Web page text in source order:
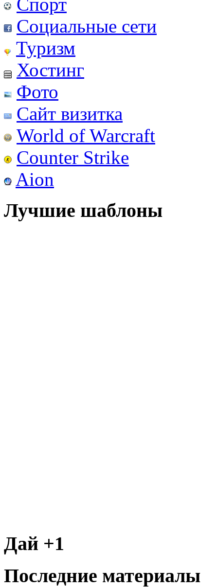
Социальные сети
Туризм
Хостинг
Фото
Сайт визитка
World of Warcraft
Counter Strike
Aion
Лучшие шаблоны
Дай +1
Последние материалы